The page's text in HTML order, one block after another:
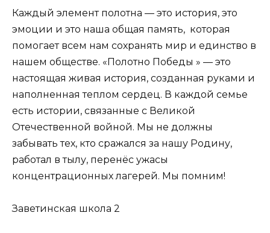
Каждый элемент полотна — это история, это
эмоции и это наша общая память, которая
помогает всем нам сохранять мир и единство в
нашем обществе. «Полотно Победы » — это
настоящая живая история, созданная руками и
наполненная теплом сердец. В каждой семье
есть истории, связанные с Великой
Отечественной войной. Мы не должны
забывать тех, кто сражался за нашу Родину,
работал в тылу, перенёс ужасы
концентрационных лагерей. Мы помним!
Заветинская школа 2